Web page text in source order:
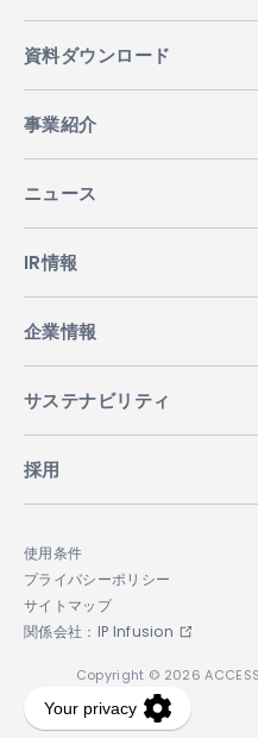
資料ダウンロード
事業紹介
ニュース
IR情報
企業情報
サステナビリティ
採用
使用条件
プライバシーポリシー
サイトマップ
関係会社：IP Infusion
Copyright © 2026